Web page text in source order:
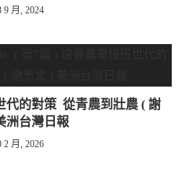
9 月, 2024
代的對策 從青農到壯農 ( 謝
洲台灣日報
2 月, 2026